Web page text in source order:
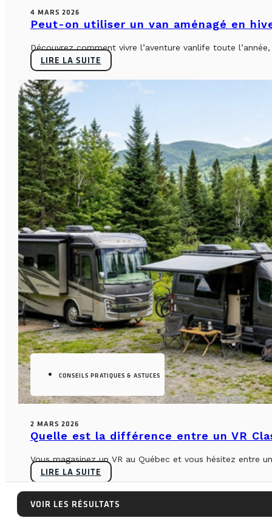
4 MARS 2026
Peut-on utiliser un van aménagé en
Découvrez comment vivre l’aventure vanlife toute
LIRE LA SUITE
CONSEILS PRATIQUES & ASTUCES
2 MARS 2026
Quelle est la différence entre un VR
Vous magasinez un VR au Québec et vous hésitez entre
LIRE LA SUITE
VOIR LES RÉSULTATS
VOIR LES RÉSULTATS